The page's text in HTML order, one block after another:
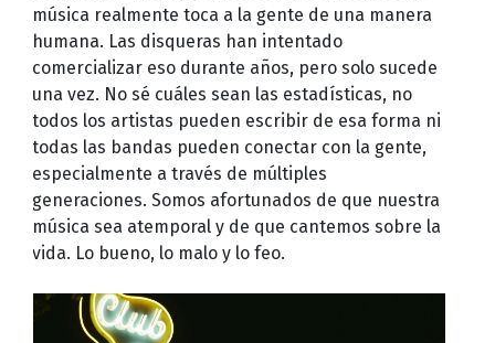
música realmente toca a la gente de una manera
humana. Las disqueras han intentado
comercializar eso durante años, pero solo sucede
una vez. No sé cuáles sean las estadísticas, no
todos los artistas pueden escribir de esa forma ni
todas las bandas pueden conectar con la gente,
especialmente a través de múltiples
generaciones. Somos afortunados de que nuestra
música sea atemporal y de que cantemos sobre la
vida. Lo bueno, lo malo y lo feo.